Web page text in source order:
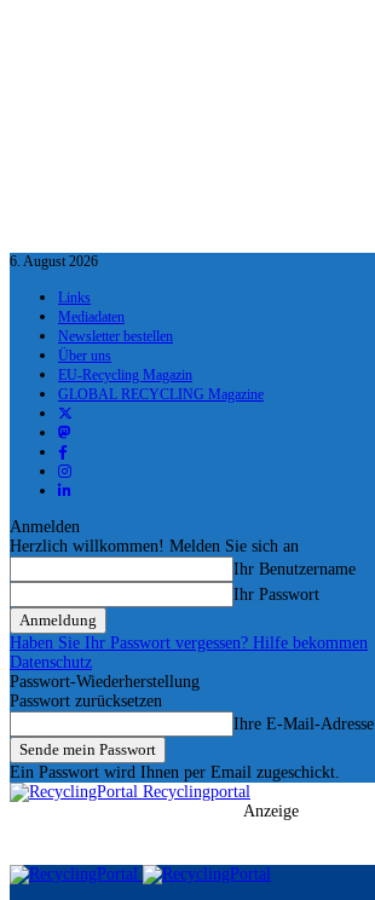
6. August 2026
Links
Mediadaten
Newsletter bestellen
Über uns
EU-Recycling Magazin
GLOBAL RECYCLING Magazine
Anmelden
Herzlich willkommen! Melden Sie sich an
Ihr Benutzername
Ihr Passwort
Haben Sie Ihr Passwort vergessen? Hilfe bekommen
Datenschutz
Passwort-Wiederherstellung
Passwort zurücksetzen
Ihre E-Mail-Adresse
Ein Passwort wird Ihnen per Email zugeschickt.
Recyclingportal
Anzeige